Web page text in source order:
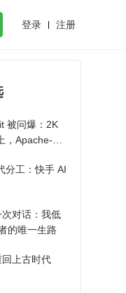
登录 注册
被问爆：2K
Apache-2.0
分工：快手 AI
对话：我低
的唯一生路
上古时代